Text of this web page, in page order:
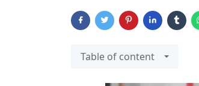
Table of content